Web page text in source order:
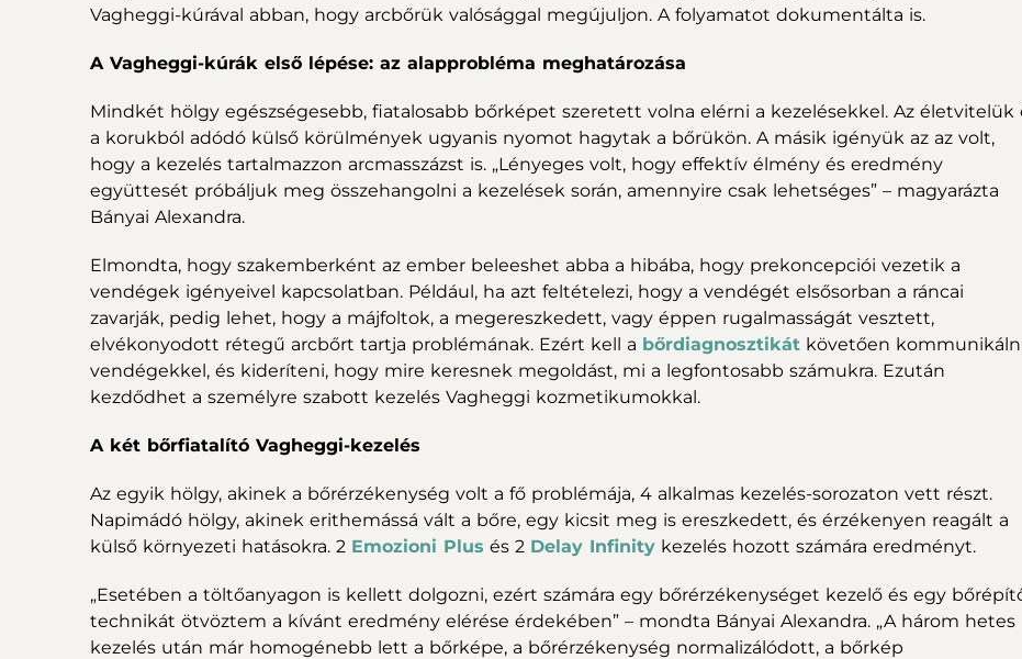
Vagheggi-kúrával abban, hogy arcbőrük valósággal megújuljon. A folyamatot dokumentálta is.
A Vagheggi-kúrák első lépése: az alapprobléma meghatározása
Mindkét hölgy egészségesebb, fiatalosabb bőrképet szeretett volna elérni a kezelésekkel. Az életvitelük
a korukból adódó külső körülmények ugyanis nyomot hagytak a bőrükön. A másik igényük az az volt,
hogy a kezelés tartalmazzon arcmasszázst is. „Lényeges volt, hogy effektív élmény és eredmény
együttesét próbáljuk meg összehangolni a kezelések során, amennyire csak lehetséges” – magyarázta
Bányai Alexandra.
Elmondta, hogy szakemberként az ember beleeshet abba a hibába, hogy prekoncepciói vezetik a
vendégek igényeivel kapcsolatban. Például, ha azt feltételezi, hogy a vendégét elsősorban a ráncai
zavarják, pedig lehet, hogy a májfoltok, a megereszkedett, vagy éppen rugalmasságát vesztett,
elvékonyodott rétegű arcbőrt tartja problémának. Ezért kell a bőrdiagnosztikát követően
vendégekkel, és kideríteni, hogy mire keresnek megoldást, mi a legfontosabb számukra. Ezután
kezdődhet a személyre szabott kezelés Vagheggi kozmetikumokkal.
A két bőrfiatalító Vagheggi-kezelés
Az egyik hölgy, akinek a bőrérzékenység volt a fő problémája, 4 alkalmas kezelés-sorozaton vett részt.
Napimádó hölgy, akinek erithemássá vált a bőre, egy kicsit meg is ereszkedett, és érzékenyen reagált a
külső környezeti hatásokra. 2 Emozioni Plus és 2 Delay Infinity kezelés hozott számára eredményt.
„Esetében a töltőanyagon is kellett dolgozni, ezért számára egy bőrérzékenységet kezelő és egy
technikát ötvöztem a kívánt eredmény elérése érdekében” – mondta Bányai Alexandra. „A három hetes
kezelés után már homogénebb lett a bőrképe, a bőrérzékenység normalizálódott, a bőrkép